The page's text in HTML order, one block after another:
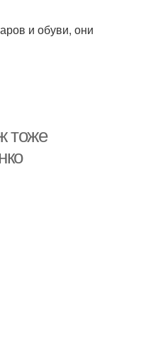
и обуви, они
тоже